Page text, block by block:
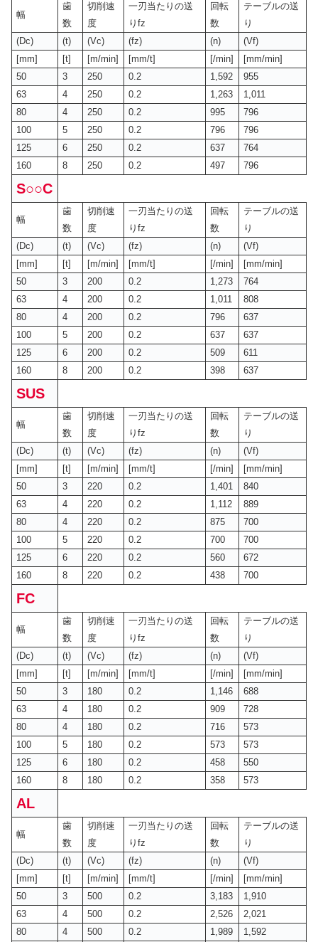
幅
歯
数
切削速
度
一刃当たりの送
りfz
回転
数
テーブルの送
り
(Dc)
(t) (Vc) (fz) (n)
(Vf)
[mm]
[t] [m/min] [mm/t] [/min]
[mm/min]
50
3 250 0.2 1,592
955
63
4 250 0.2 1,263
1,011
80
4 250 0.2 995
796
100
5 250 0.2 796
796
125
6 250 0.2 637
764
160
8 250 0.2 497 796
S○○C
幅
歯
数
切削速
度
一刃当たりの送
りfz
回転
数
テーブルの送
り
(Dc)
(t) (Vc) (fz) (n)
(Vf)
[mm]
[t] [m/min] [mm/t] [/min]
[mm/min]
50
3 200 0.2 1,273
764
63
4 200 0.2 1,011
808
80
4 200 0.2 796
637
100
5 200 0.2 637
637
125
6 200 0.2 509
611
160
8 200 0.2 398 637
SUS
幅
歯
数
切削速
度
一刃当たりの送
りfz
回転
数
テーブルの送
り
(Dc)
(t) (Vc) (fz) (n)
(Vf)
[mm]
[t] [m/min] [mm/t] [/min]
[mm/min]
50
3 220 0.2 1,401
840
63
4 220 0.2 1,112
889
80
4 220 0.2 875
700
100
5 220 0.2 700
700
125
6 220 0.2 560
672
160
8 220 0.2 438 700
FC
幅
歯
数
切削速
度
一刃当たりの送
りfz
回転
数
テーブルの送
り
(Dc)
(t) (Vc) (fz) (n)
(Vf)
[mm]
[t] [m/min] [mm/t] [/min]
[mm/min]
50
3 180 0.2 1,146
688
63
4 180 0.2 909
728
80
4 180 0.2 716
573
100
5 180 0.2 573
573
125
6 180 0.2 458
550
160
8 180 0.2 358 573
AL
幅
歯
数
切削速
度
一刃当たりの送
りfz
回転
数
テーブルの送
り
(Dc)
(t) (Vc) (fz) (n)
(Vf)
[mm]
[t] [m/min] [mm/t] [/min]
[mm/min]
50
3 500 0.2 3,183
1,910
63
4 500 0.2 2,526
2,021
80
4 500 0.2 1,989 1,592